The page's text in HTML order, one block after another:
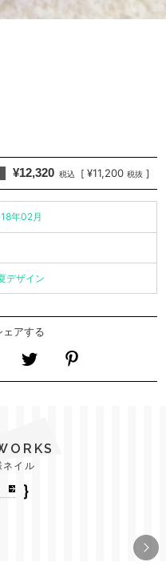
¥12,320 税込 [ ¥11,200 税抜 ]
年02月
デザイン
ェアする
ネイル
｝